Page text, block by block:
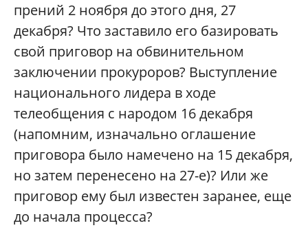
прений 2 ноября до этого дня, 27
декабря? Что заставило его базировать
свой приговор на обвинительном
заключении прокуроров? Выступление
национального лидера в ходе
телеобщения с народом 16 декабря
(напомним, изначально оглашение
приговора было намечено на 15 декабря,
но затем перенесено на 27-е)? Или же
приговор ему был известен заранее, еще
до начала процесса?